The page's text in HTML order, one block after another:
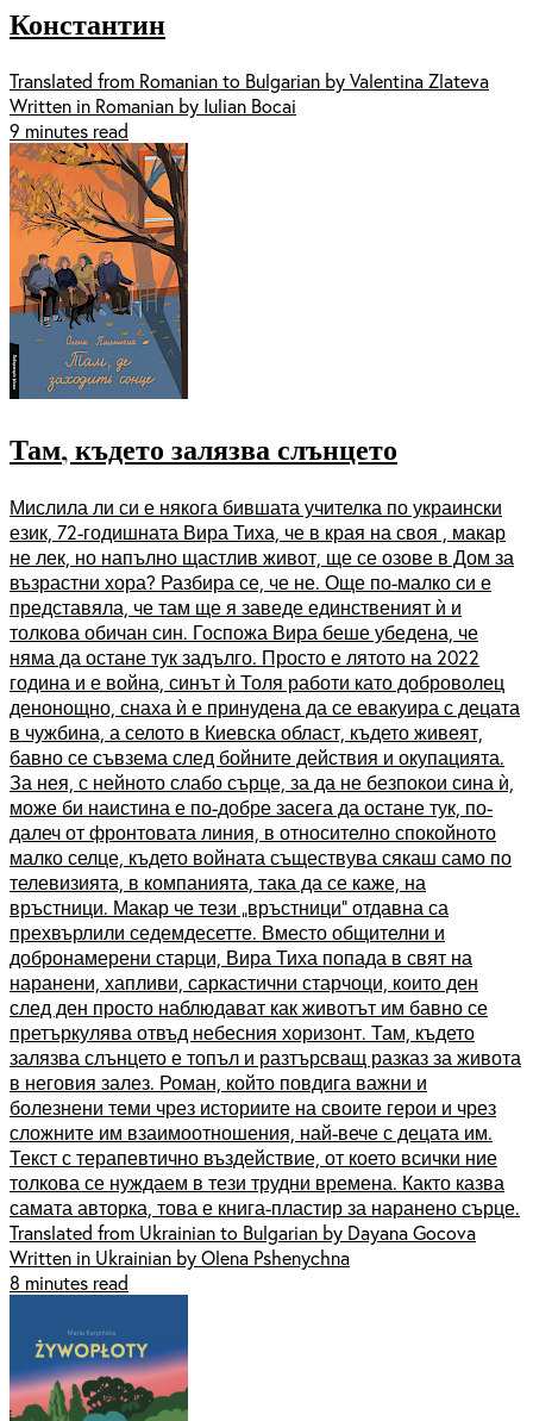
Константин
Translated from Romanian to Bulgarian by Valentina Zlateva
Written in Romanian by Iulian Bocai
9 minutes read
Там, където залязва слънцето
Мислила ли си е някога бившата учителка по украински
език, 72-годишната Вира Тиха, че в края на своя , макар
не лек, но напълно щастлив живот, ще се озове в Дом за
възрастни хора? Разбира се, че не. Още по-малко си е
представяла, че там ще я заведе единственият ѝ и
толкова обичан син. Госпожа Вира беше убедена, че
няма да остане тук задълго. Просто е лятото на 2022
година и е война, синът ѝ Толя работи като доброволец
денонощно, снаха ѝ е принудена да се евакуира с децата
в чужбина, а селото в Киевска област, където живеят,
бавно се съвзема след бойните действия и окупацията.
За нея, с нейното слабо сърце, за да не безпокои сина ѝ,
може би наистина е по-добре засега да остане тук, по-
далеч от фронтовата линия, в относително спокойното
малко селце, където войната съществува сякаш само по
телевизията, в компанията, така да се каже, на
връстници. Макар че тези „връстници” отдавна са
прехвърлили седемдесетте. Вместо общителни и
добронамерени старци, Вира Тиха попада в свят на
наранени, хапливи, саркастични старчоци, които ден
след ден просто наблюдават как животът им бавно се
претъркулява отвъд небесния хоризонт. Там, където
залязва слънцето е топъл и разтърсващ разказ за живота
в неговия залез. Роман, който повдига важни и
болезнени теми чрез историите на своите герои и чрез
сложните им взаимоотношения, най-вече с децата им.
Текст с терапевтично въздействие, от което всички ние
толкова се нуждаем в тези трудни времена. Както казва
самата авторка, това е книга-пластир за наранено сърце.
Translated from Ukrainian to Bulgarian by Dayana Gocova
Written in Ukrainian by Olena Pshenychna
8 minutes read